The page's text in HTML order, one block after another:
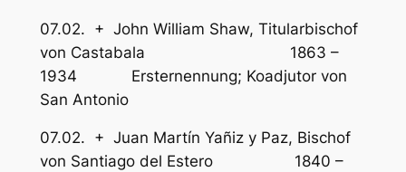
07.02. + John William Shaw, Titularbischof
von Castabala 1863 –
1934 Ersternennung; Koadjutor von
San Antonio
07.02. + Juan Martín Yañiz y Paz, Bischof
von Santiago del Estero 1840 –